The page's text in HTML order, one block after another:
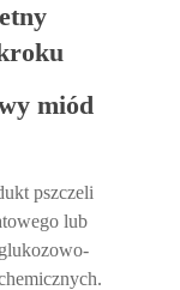
miód
pszczeli
lub